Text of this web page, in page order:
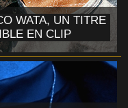
WATA, UN TITRE
EN CLIP